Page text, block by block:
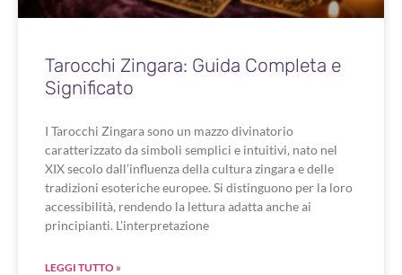
Tarocchi Zingara: Guida Completa e
Significato
I Tarocchi Zingara sono un mazzo divinatorio
caratterizzato da simboli semplici e intuitivi, nato nel
XIX secolo dall’influenza della cultura zingara e delle
tradizioni esoteriche europee. Si distinguono per la loro
accessibilità, rendendo la lettura adatta anche ai
principianti. L’interpretazione
LEGGI TUTTO »